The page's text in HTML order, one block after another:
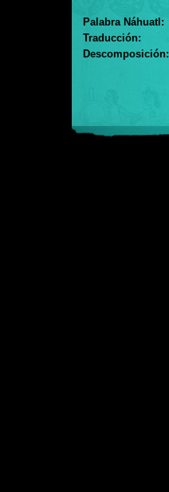
Palabra Náhuatl:
Traducción:
Descomposición: